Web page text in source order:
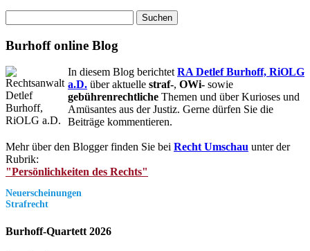
nach:
Burhoff online Blog
In diesem Blog berichtet RA Detlef Burhoff, RiOLG
a.D. über aktuelle straf-, OWi- sowie
gebührenrechtliche Themen und über Kurioses und
Amüsantes aus der Justiz. Gerne dürfen Sie die
Beiträge kommentieren.
Mehr über den Blogger finden Sie bei Recht Umschau unter der
Rubrik:
"Persönlichkeiten des Rechts"
Neuerscheinungen
Strafrecht
Burhoff-Quartett 2026